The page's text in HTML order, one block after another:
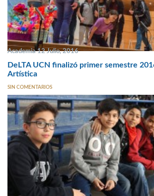
Academia 12 Julio, 2016
DeLTA UCN finalizó primer semestre
Artística
SIN COMENTARIOS